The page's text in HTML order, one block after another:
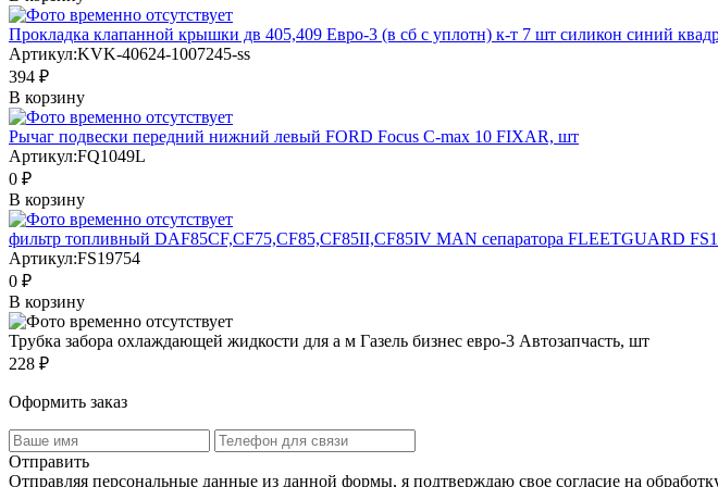
Прокладка клапанной крышки дв 405,409 Евро-3 (в сб с уплотн) к-т 7 шт силикон синий
Артикул:KVK-40624-1007245-ss
394 ₽
В корзину
Рычаг подвески передний нижний левый FORD Focus C-max 10 FIXAR, шт
Артикул:FQ1049L
0 ₽
В корзину
фильтр топливный DAF85CF,CF75,CF85,CF85II,CF85IV MAN сепаратора FLEETGUARD
Артикул:FS19754
0 ₽
В корзину
Трубка забора охлаждающей жидкости для а м Газель бизнес евро-3 Автозапчасть, шт
228 ₽
Оформить заказ
Отправить
Отправляя персональные данные из данной формы, я подтверждаю свое согласие на